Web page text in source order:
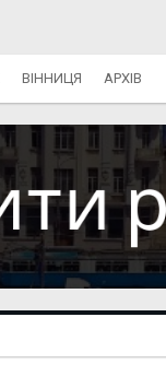
ВІННИЦЯ АРХІВ